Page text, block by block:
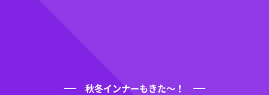
秋冬インナーもきた〜！